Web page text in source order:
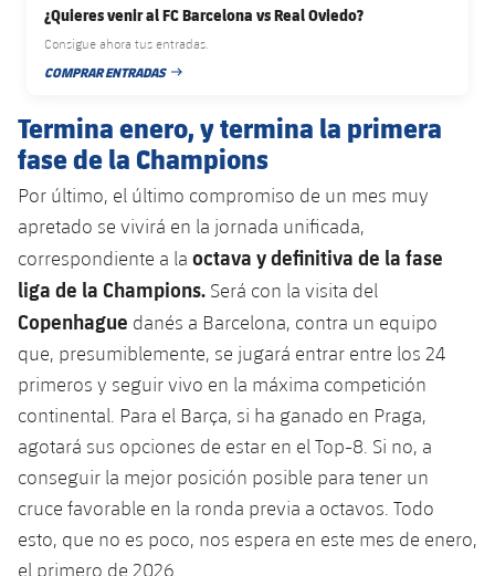
¿Quieres venir al FC Barcelona vs Real Oviedo?
Consigue ahora tus entradas.
COMPRAR ENTRADAS
FECHA DE PUBLICACIÓN
Termina enero, y termina la primera
fase de la Champions
Por último, el último compromiso de un mes muy
apretado se vivirá en la jornada unificada,
correspondiente a la octava y definitiva de la fase
liga de la Champions. Será con la visita del
Copenhague danés a Barcelona, ​​contra un equipo
que, presumiblemente, se jugará entrar entre los 24
primeros y seguir vivo en la máxima competición
continental. Para el Barça, si ha ganado en Praga,
agotará sus opciones de estar en el Top-8. Si no, a
conseguir la mejor posición posible para tener un
cruce favorable en la ronda previa a octavos. Todo
esto, que no es poco, nos espera en este mes de enero,
el primero de 2026.